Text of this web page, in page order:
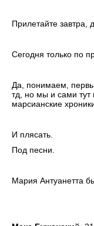
Прилетайте завтра,
Сегодня только по
Да, понимаем,
тд, но мы и сами тут
марсианские
И плясать.
Под песни.
Мария Антуанетта